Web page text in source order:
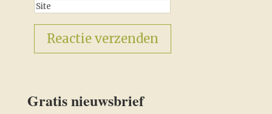
Gratis nieuwsbrief